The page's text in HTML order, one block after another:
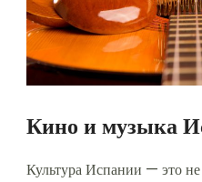
Кино и музыка
Культура Испании — это